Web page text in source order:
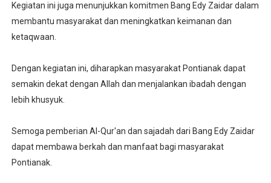
Kegiatan ini juga menunjukkan komitmen Bang Edy Zaidar dalam
membantu masyarakat dan meningkatkan keimanan dan
ketaqwaan.
Dengan kegiatan ini, diharapkan masyarakat Pontianak dapat
semakin dekat dengan Allah dan menjalankan ibadah dengan
lebih khusyuk.
Semoga pemberian Al-Qur'an dan sajadah dari Bang Edy Zaidar
dapat membawa berkah dan manfaat bagi masyarakat
Pontianak.